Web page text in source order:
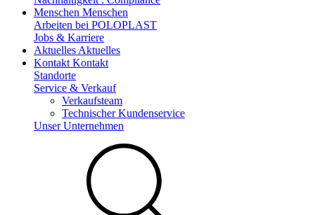
Menschen Menschen
Arbeiten bei POLOPLAST
Jobs & Karriere
Aktuelles Aktuelles
Kontakt Kontakt
Standorte
Service & Verkauf
Verkaufsteam
Technischer Kundenservice
Unser Unternehmen